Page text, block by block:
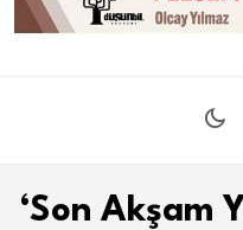
‘Son Akşam